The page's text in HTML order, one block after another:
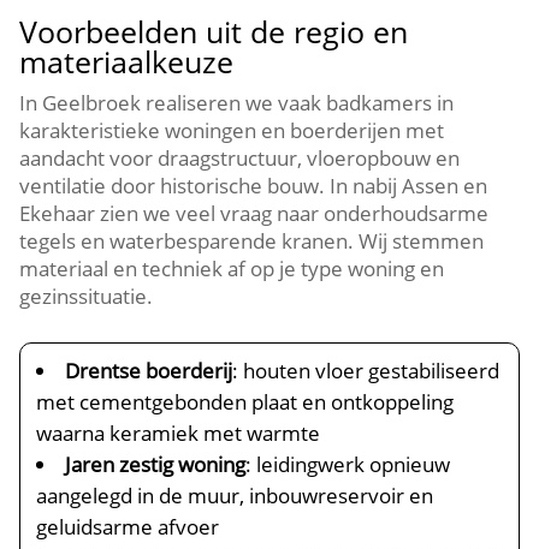
Voorbeelden uit de regio en
materiaalkeuze
In Geelbroek realiseren we vaak badkamers in
karakteristieke woningen en boerderijen met
aandacht voor draagstructuur, vloeropbouw en
ventilatie door historische bouw. In nabij Assen en
Ekehaar zien we veel vraag naar onderhoudsarme
tegels en waterbesparende kranen. Wij stemmen
materiaal en techniek af op je type woning en
gezinssituatie.
Drentse boerderij: houten vloer gestabiliseerd
met cementgebonden plaat en ontkoppeling
waarna keramiek met warmte
Jaren zestig woning: leidingwerk opnieuw
aangelegd in de muur, inbouwreservoir en
geluidsarme afvoer